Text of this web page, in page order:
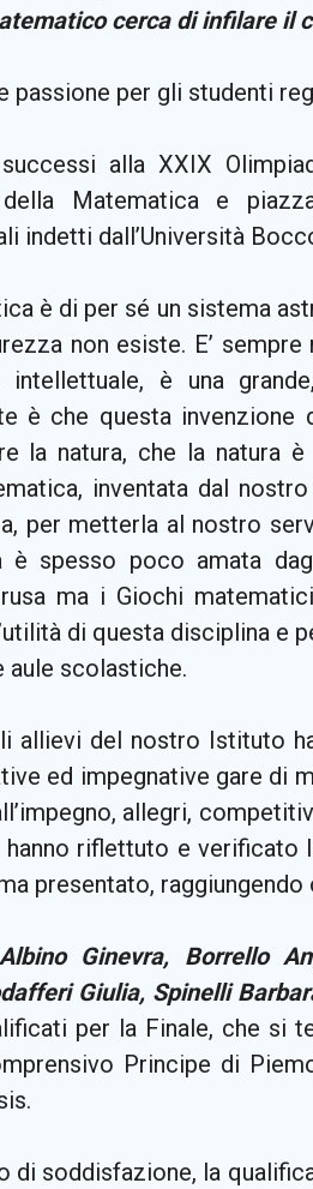
cerca di infilare il
passione per gli studenti
alla XXIX
della Matematica e
indetti dall’Università
è di per sé un sistema
non esiste. E’
intellettuale, è una
è che questa
la natura, che la natura
inventata dal
per metterla al nostro
è spesso poco amata
ma i Giochi
di questa disciplina e
aule scolastiche.
allievi del nostro Istituto
ed impegnative gare di
allegri,
riflettuto e verificato
presentato,
Albino Ginevra, Borrello
Giulia, Spinelli
per la Finale, che si
Principe di
di soddisfazione, la